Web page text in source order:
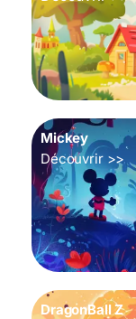
Mickey
Découvrir >>
DragonBall Z